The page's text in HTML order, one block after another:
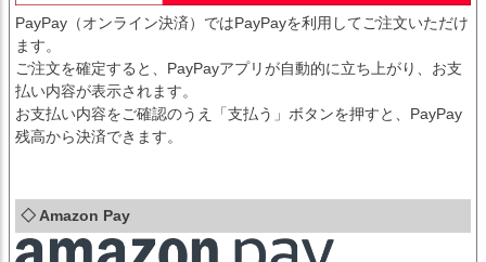
PayPay（オンライン決済）ではPayPayを利用してご注文いただけ
ます。
ご注文を確定すると、PayPayアプリが自動的に立ち上がり、お支
払い内容が表示されます。
お支払い内容をご確認のうえ「支払う」ボタンを押すと、PayPay
残高から決済できます。
◇ Amazon Pay